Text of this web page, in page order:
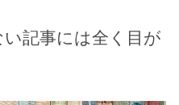
記事には全く目が